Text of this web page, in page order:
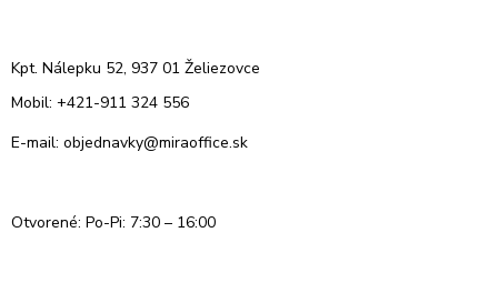
Extra výpredaj zásob Výpredaj BTS
Kpt. Nálepku 52, 937 01 Želiezovce
Mobil: +421-911 324 556
E-mail: objednavky@miraoffice.sk
Otvorené: Po-Pi: 7:30 – 16:00